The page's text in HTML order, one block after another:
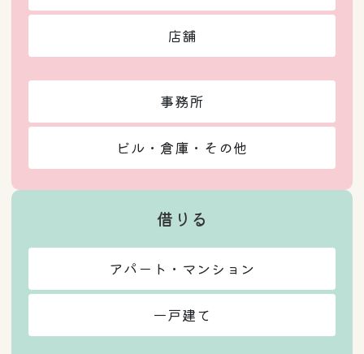
店舗
事務所
ビル・倉庫・その他
借りる
アパート・マンション
一戸建て